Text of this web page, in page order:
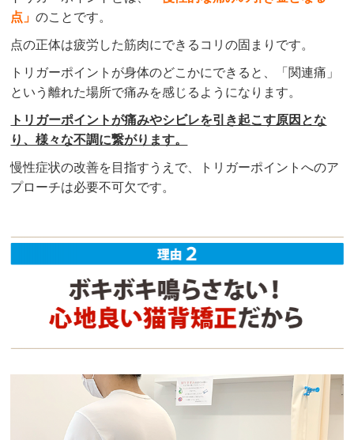
ださいました。
数ヶ月通って今ではほぼ普通に歩けるようになりま
した。
本当に感謝しかありません。
身体のことにも詳しい先生方たちなので、施術して
もらいながらもいろいろとアドバイスしていただい
たり、いろいろと世間話などして楽しい時間＆学び
の時間になってます。
子供の抱っこからか肩に痛みが出て急遽診てもらっ
てから通い始めました。肩の調子を良くするために
猫背矯正と、産後放置していた骨盤の矯正をしても
らっています。通い始めてまだ日は浅いですが、以
前より肩の状態はマシになったと感じています。矯
されます。
院内の雰囲気も良いですし、都度状態を確認しなが
ら施術してくれるので安心して通えます。また、1
歳の子供を連れて行ってもOKなのが助かります！
点」のことです。
点の正体は疲労した筋肉にできるコリの固まりです。
トリガーポイントが身体のどこかにできると、「関連痛」
という離れた場所で痛みを感じるようになります。
トリガーポイントが痛みやシビレを引き起こす原因とな
り、様々な不調に繋がります。
慢性症状の改善を目指すうえで、トリガーポイントへのア
プローチは必要不可欠です。